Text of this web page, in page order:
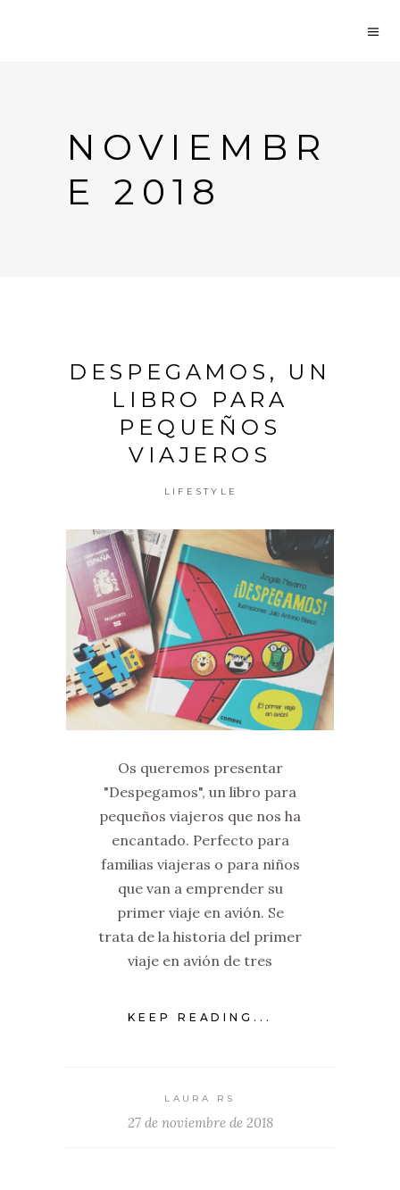
NOVIEMBR
E 2018
DESPEGAMOS, UN
LIBRO PARA
PEQUEÑOS
VIAJEROS
LIFESTYLE
Os queremos presentar
"Despegamos", un libro para
pequeños viajeros que nos ha
encantado. Perfecto para
familias viajeras o para niños
que van a emprender su
primer viaje en avión. Se
trata de la historia del primer
viaje en avión de tres
KEEP READING...
LAURA RS
27 de noviembre de 2018